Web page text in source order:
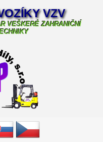
VZV
VEŠKERÉ ZAHRANIČNÍ